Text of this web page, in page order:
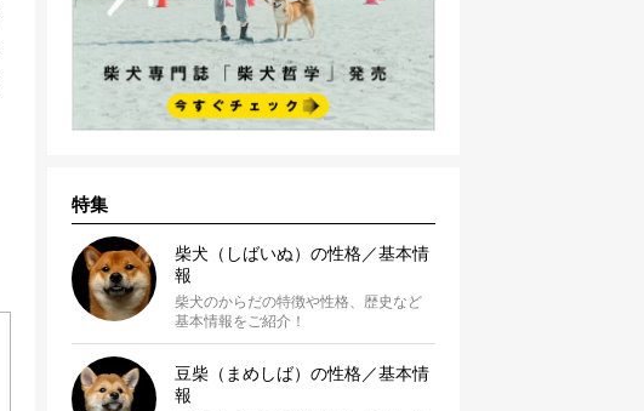
特集
柴犬（しばいぬ）の性格／基本情
報
柴犬のからだの特徴や性格、歴史など
基本情報をご紹介！
豆柴（まめしば）の性格／基本情
報